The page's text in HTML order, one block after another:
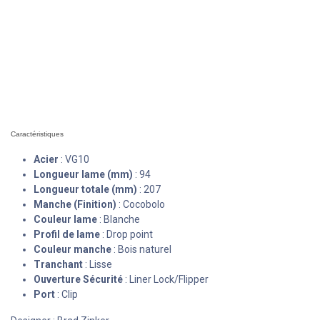
Caractéristiques
Acier : VG10
Longueur lame (mm) : 94
Longueur totale (mm) : 207
Manche (Finition) : Cocobolo
Couleur lame : Blanche
Profil de lame : Drop point
Couleur manche : Bois naturel
Tranchant : Lisse
Ouverture Sécurité : Liner Lock/Flipper
Port : Clip